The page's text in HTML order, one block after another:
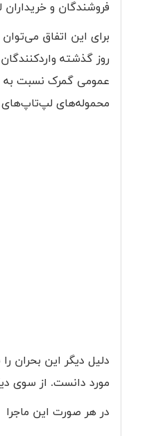
فروشندگان و
برای این اتفاق
روز گذشته
عمومی گمرک نسبت به
محموله‌های لپ‌تاپ‌های
دلیل دیگر این بحران
مورد دانست. از سوی
در هر صورت این ماجرا